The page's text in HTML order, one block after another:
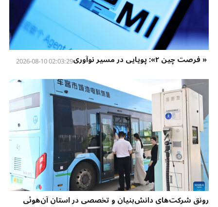
« فرصت چین ۲»: پویایی در مسیر نوآوری 02:03:29 2026-08-10
رونق شرکت‌های دانش‌بنیان و تخصصی در استان آن‌هوئی